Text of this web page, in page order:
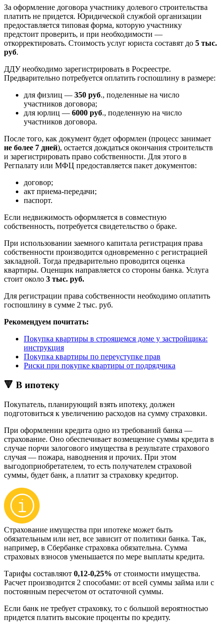
За оформление договора участнику долевого строительства
платить не придется. Юридической службой организации
предоставляется типовая форма, которую участнику
предстоит проверить, и при необходимости —
откорректировать. Стоимость услуг юриста составят до 5 тыс.
руб.
ДДУ необходимо зарегистрировать в Росреестре.
Предварительно потребуется оплатить госпошлину в размере:
для физлиц — 350 руб., поделенные на число
участников договора;
для юрлиц — 6000 руб., поделенную на число
участников договора.
После того, как документ будет оформлен (процесс занимает
не более 7 дней), остается дождаться окончания строительств
и зарегистрировать право собственности. Для этого в
Регпалату или МФЦ предоставляется пакет документов:
договор;
акт приема-передачи;
паспорт.
Если недвижимость оформляется в совместную
собственность, потребуется свидетельство о браке.
При использовании заемного капитала регистрация права
собственности производится одновременно с регистрацией
закладной. Тогда предварительно проводится оценка
квартиры. Оценщик направляется со стороны банка. Услуга
стоит около 3 тыс. руб.
Для регистрации права собственности необходимо оплатить
госпошлину в сумме 2 тыс. руб.
Рекомендуем почитать:
Покупка квартиры в строящемся доме у застройщика:
инструкция
Покупка квартиры по переуступке прав
Риски при покупке квартиры от подрядчика
🔻 В ипотеку
Покупатель, планирующий взять ипотеку, должен
подготовиться к увеличению расходов на сумму страховки.
При оформлении кредита одно из требований банка —
страхование. Оно обеспечивает возмещение суммы кредита в
случае порчи залогового имущества в результате страхового
случая — пожара, наводнения и прочих. При этом
выгодоприобретателем, то есть получателем страховой
суммы, будет банк, а платит за страховку кредитор.
Страхование имущества при ипотеке может быть
обязательным или нет, все зависит от политики банка. Так,
например, в Сбербанке страховка обязательна. Сумма
страховых взносов уменьшается по мере выплаты кредита.
Тарифы составляют 0,12-0,25% от стоимости имущества.
Расчет производится 2 способами: от всей суммы займа или с
постоянным пересчетом от остаточной суммы.
Если банк не требует страховку, то с большой вероятностью
придется платить высокие проценты по кредиту.